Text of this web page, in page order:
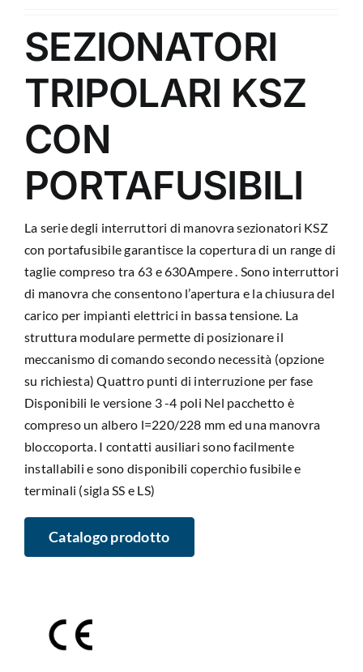
SEZIONATORI
TRIPOLARI KSZ
CON
PORTAFUSIBILI
La serie degli interruttori di manovra sezionatori KSZ
con portafusibile garantisce la copertura di un range di
taglie compreso tra 63 e 630Ampere . Sono interruttori
di manovra che consentono l’apertura e la chiusura del
carico per impianti elettrici in bassa tensione. La
struttura modulare permette di posizionare il
meccanismo di comando secondo necessità (opzione
su richiesta) Quattro punti di interruzione per fase
Disponibili le versione 3 -4 poli Nel pacchetto è
compreso un albero l=220/228 mm ed una manovra
bloccoporta. I contatti ausiliari sono facilmente
installabili e sono disponibili coperchio fusibile e
terminali (sigla SS e LS)
Catalogo prodotto